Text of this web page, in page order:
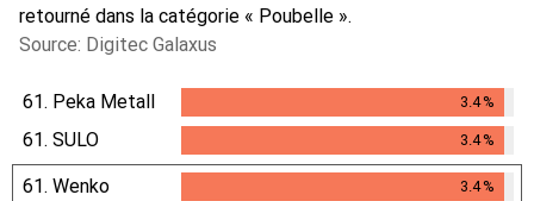
retourné dans la catégorie « Poubelle ».
Source: Digitec Galaxus
61. Peka Metall 3.4%
3.4%
61. SULO 3.4%
3.4%
61. Wenko 3.4%